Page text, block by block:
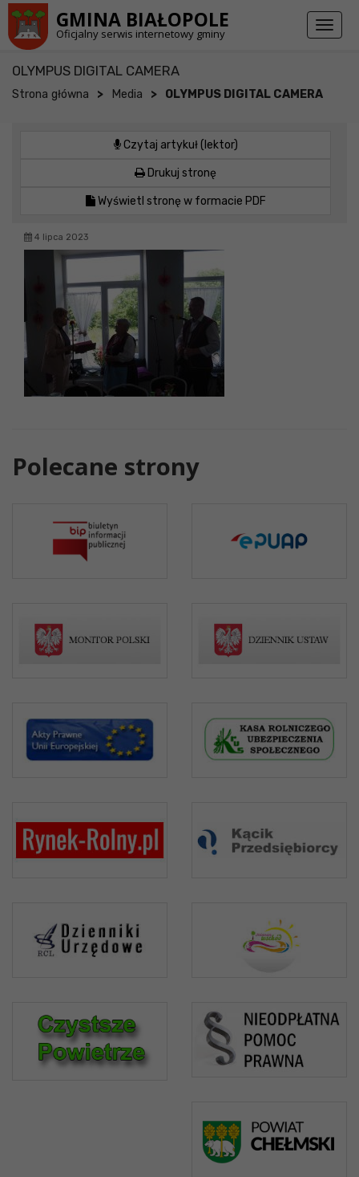
GMINA BIAŁOPOLE
Oficjalny serwis internetowy gminy
Toggle
OLYMPUS DIGITAL CAMERA
Strona główna > Media > OLYMPUS DIGITAL CAMERA
Czytaj artykuł (lektor)
Drukuj stronę
Wyświetl stronę w formacie PDF
4 lipca 2023
Polecane strony